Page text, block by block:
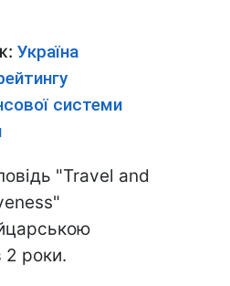
Україна
системи
"Travel and
2 роки.